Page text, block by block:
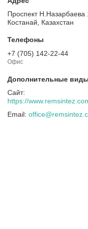
Проспект Н.Назарбаева
Костанай, Казахстан
+7 (705) 142-22-44
Офис
https://